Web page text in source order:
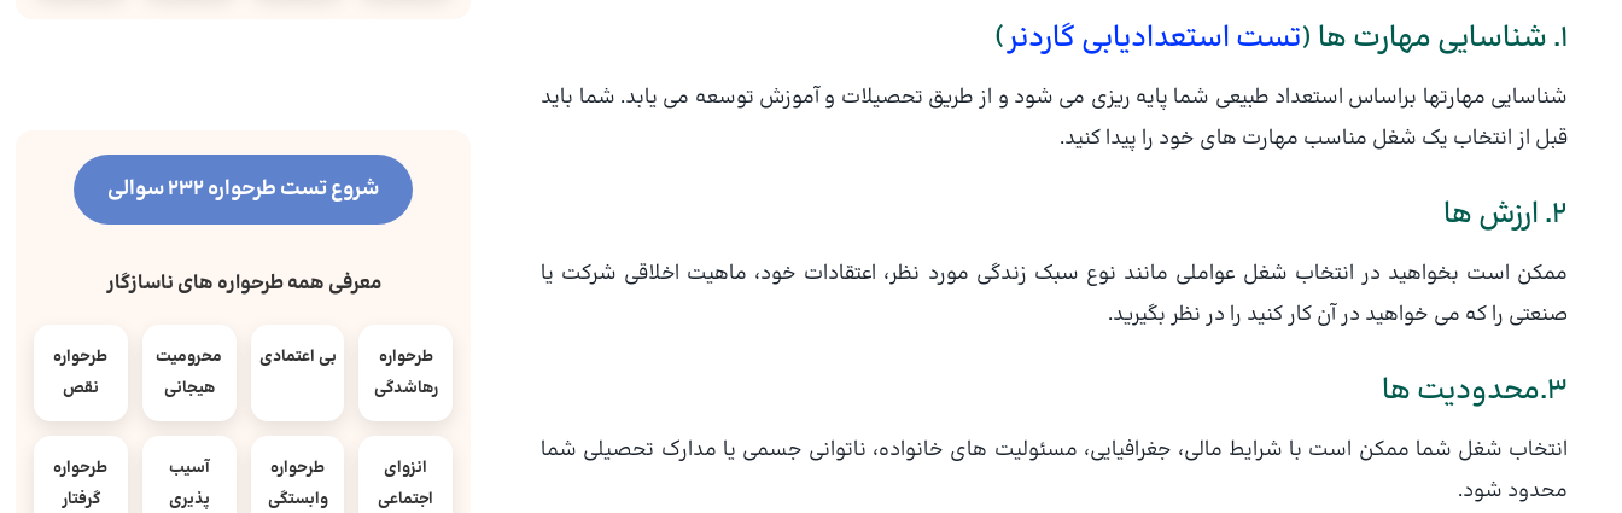
1. شناسایی مهارت ها ( تست استعدادیابی گاردنر)
شناسایی مهارتها براساس استعداد طبیعی شما پایه ریزی می شود و از طریق تحصیلات و آموزش توسعه می یابد. شما باید
قبل از انتخاب یک شغل مناسب مهارت های خود را پیدا کنید.
2. ارزش ها
ممکن است بخواهید در انتخاب شغل عواملی مانند نوع سبک زندگی مورد نظر، اعتقادات خود، ماهیت اخلاقی شرکت یا
صنعتی را که می خواهید در آن کار کنید را در نظر بگیرید.
3.محدودیت ها
انتخاب شغل شما ممکن است با شرایط مالی، جغرافیایی، مسئولیت های خانواده، ناتوانی جسمی یا مدارک تحصیلی شما
محدود شود.
شروع تست طرحواره 232 سوالی
معرفی همه طرحواره های ناسازگار
طرحواره
رهاشدگی
بی اعتمادی
محرومیت
هیجانی
طرحواره
نقص
انزوای
اجتماعی
طرحواره
وابستگی
آسیب
پذیری
طرحواره
گرفتار